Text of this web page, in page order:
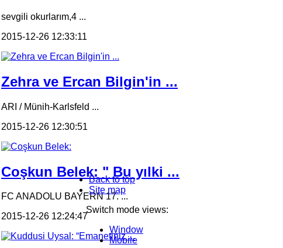
sevgili okurlarım,4 ...
2015-12-26 12:33:11
Zehra ve Ercan Bilgin'in ...
ARI / Münih-Karlsfeld ...
2015-12-26 12:30:51
Coşkun Belek: " Bu yılki ...
FC ANADOLU BAYERN 17. ...
2015-12-26 12:24:47
Back to top
Site map
Switch mode views:
Window
Mobile